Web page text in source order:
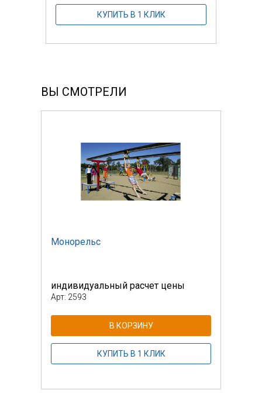
КУПИТЬ В 1 КЛИК
ВЫ СМОТРЕЛИ
Монорельс
индивидуальный расчет цены
Арт: 2593
В КОРЗИНУ
КУПИТЬ В 1 КЛИК